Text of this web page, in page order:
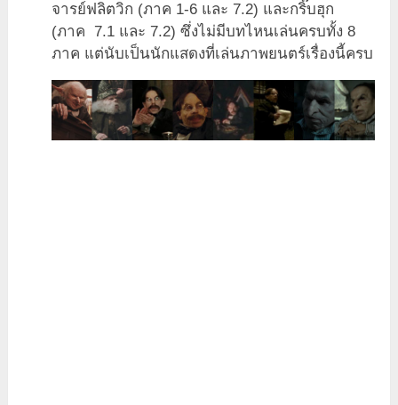
จารย์ฟลิตวิก (ภาค 1-6 และ 7.2) และกริ๊บฮุก
(ภาค 7.1 และ 7.2) ซึ่งไม่มีบทไหนเล่นครบทั้ง 8
ภาค แต่นับเป็นนักแสดงที่เล่นภาพยนตร์เรื่องนี้ครบ